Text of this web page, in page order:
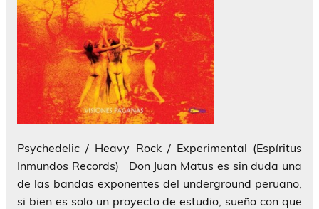
Psychedelic / Heavy Rock / Experimental (Espíritus
Inmundos Records) Don Juan Matus es sin duda una
de las bandas exponentes del underground peruano,
si bien es solo un proyecto de estudio, sueño con que